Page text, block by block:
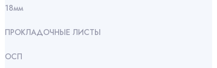
18мм
ПРОКЛАДОЧНЫЕ ЛИСТЫ
ОСП